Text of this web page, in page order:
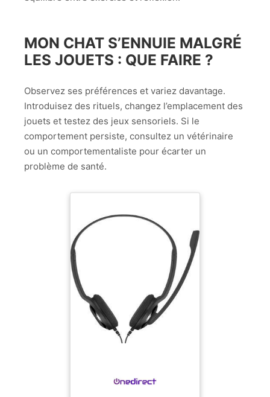
MON CHAT S’ENNUIE MALGRÉ
LES JOUETS : QUE FAIRE ?
Observez ses préférences et variez davantage.
Introduisez des rituels, changez l’emplacement des
jouets et testez des jeux sensoriels. Si le
comportement persiste, consultez un vétérinaire
ou un comportementaliste pour écarter un
problème de santé.